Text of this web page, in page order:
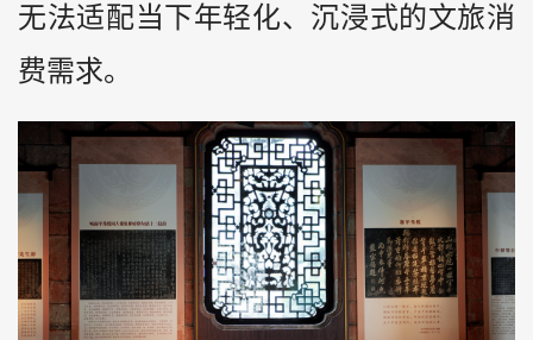
无法适配当下年轻化、沉浸式的文旅消
费需求。